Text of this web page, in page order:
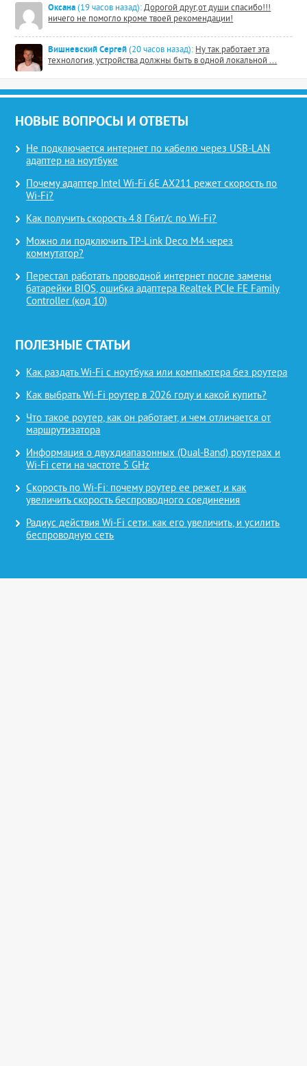
Оксана (19 часов назад): Дорогой друг,от души спасибо!!!
ничего не помогло кроме твоей рекомендации!
Вишневский Сергей (20 часов назад): Ну так работает эта
технология, устройства должны быть в одной локальной ...
НОВЫЕ ВОПРОСЫ И ОТВЕТЫ
Не подключается интернет по кабелю через USB-LAN
адаптер на ноутбуке
Почему адаптер Intel Wi-Fi 6E AX211 режет скорость по
Wi-Fi?
Как получить скорость 4.8 Гбит/с по Wi-Fi?
Можно ли подключить TP-Link Deco M4 через
коммутатор?
Перестал работать проводной интернет после замены
батарейки BIOS, ошибка адаптера Realtek PCIe FE Family
Controller (код 10)
ПОЛЕЗНЫЕ СТАТЬИ
Как раздать Wi-Fi с ноутбука или компьютера без роутера
Как выбрать Wi-Fi роутер в 2026 году и какой купить?
Что такое роутер, как он работает, и чем отличается от
маршрутизатора
Информация о двухдиапазонных (Dual-Band) роутерах и
Wi-Fi сети на частоте 5 GHz
Скорость по Wi-Fi: почему роутер ее режет, и как
увеличить скорость беспроводного соединения
Радиус действия Wi-Fi сети: как его увеличить, и усилить
беспроводную сеть